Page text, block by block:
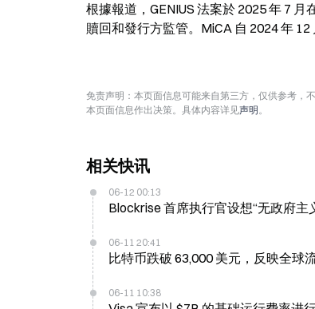
根據報道，GENIUS 法案於 2025 年 7
贖回和發行方監管。MiCA 自 2024 年
免责声明：本页面信息可能来自第三方，仅供参考，
本页面信息作出决策。具体内容详见声明。
相关快讯
06-12 00:13
Blockrise 首席执行官设想“无政府
06-11 20:41
比特币跌破 63,000 美元，反映全球
06-11 10:38